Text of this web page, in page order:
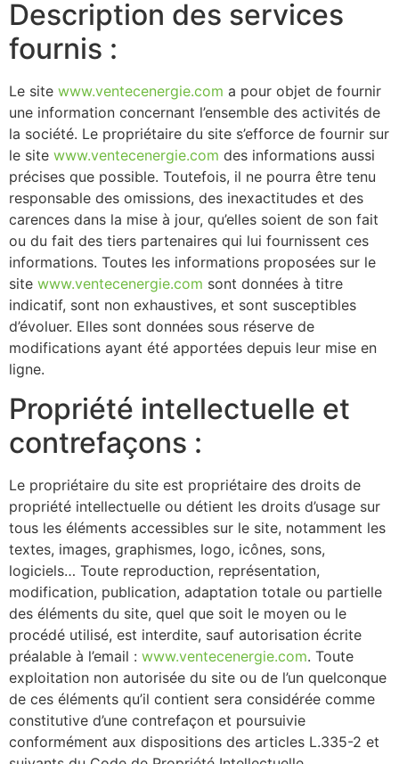
Description des services
fournis :
Le site www.ventecenergie.com a pour objet de fournir
une information concernant l’ensemble des activités de
la société. Le propriétaire du site s’efforce de fournir sur
le site www.ventecenergie.com des informations aussi
précises que possible. Toutefois, il ne pourra être tenu
responsable des omissions, des inexactitudes et des
carences dans la mise à jour, qu’elles soient de son fait
ou du fait des tiers partenaires qui lui fournissent ces
informations. Toutes les informations proposées sur le
site www.ventecenergie.com sont données à titre
indicatif, sont non exhaustives, et sont susceptibles
d’évoluer. Elles sont données sous réserve de
modifications ayant été apportées depuis leur mise en
ligne.
Propriété intellectuelle et
contrefaçons :
Le propriétaire du site est propriétaire des droits de
propriété intellectuelle ou détient les droits d’usage sur
tous les éléments accessibles sur le site, notamment les
textes, images, graphismes, logo, icônes, sons,
logiciels… Toute reproduction, représentation,
modification, publication, adaptation totale ou partielle
des éléments du site, quel que soit le moyen ou le
procédé utilisé, est interdite, sauf autorisation écrite
préalable à l’email : www.ventecenergie.com. Toute
exploitation non autorisée du site ou de l’un quelconque
de ces éléments qu’il contient sera considérée comme
constitutive d’une contrefaçon et poursuivie
conformément aux dispositions des articles L.335-2 et